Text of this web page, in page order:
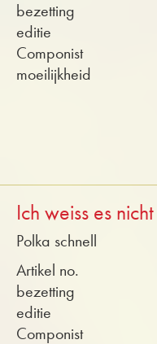
bezetting
editie
Componist
moeilijkheid
Ich weiss es nicht
Polka schnell
Artikel no.
bezetting
editie
Componist